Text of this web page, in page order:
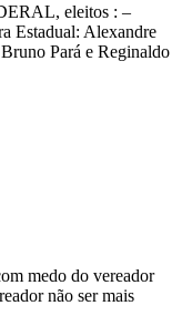
eleitos : –
Estadual: Alexandre
Pará e Reginaldo
medo do vereador
não ser mais